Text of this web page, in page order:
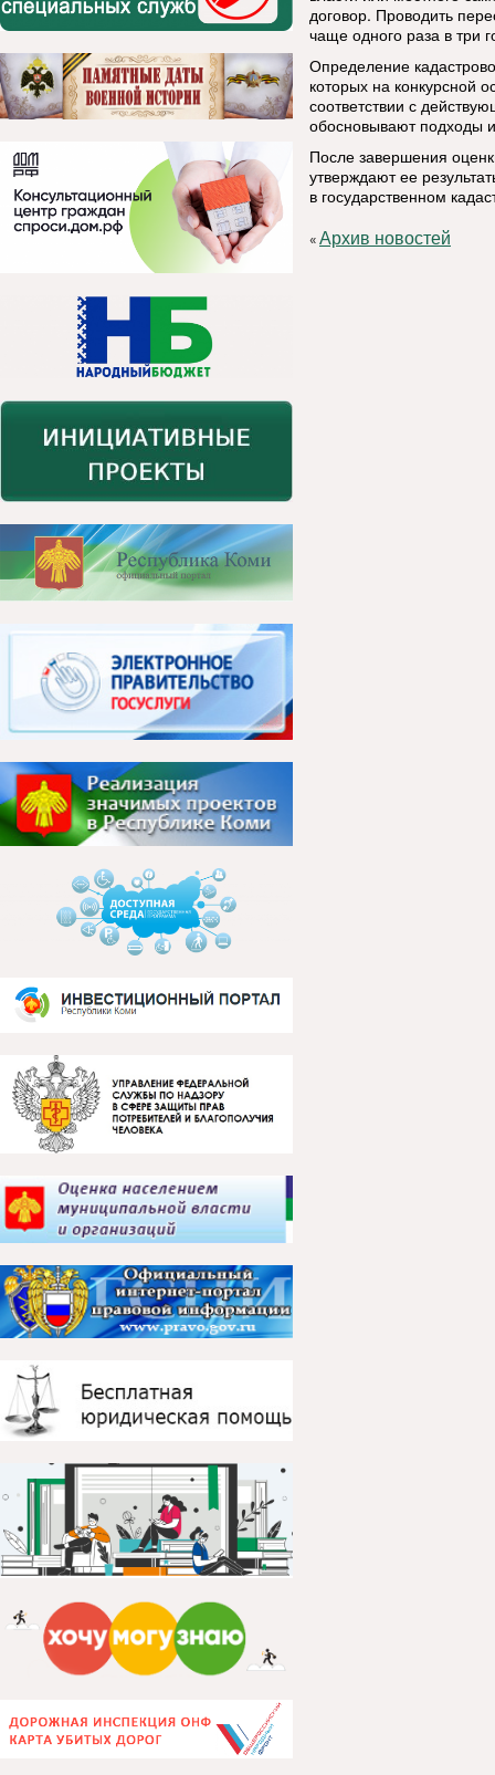
договор. Проводить
чаще одного раза в три
Определение
которых на конкурсной
соответствии с
обосновывают подходы
После завершения
утверждают ее
в государственном
«Архив новостей